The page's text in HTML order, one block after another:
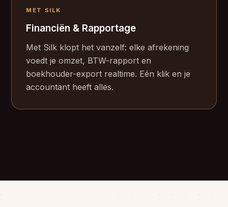
MET SILK
Financiën & Rapportage
Met Silk klopt het vanzelf: elke afrekening
voedt je omzet, BTW-rapport en
boekhouder-export realtime. Eén klik en je
accountant heeft alles.